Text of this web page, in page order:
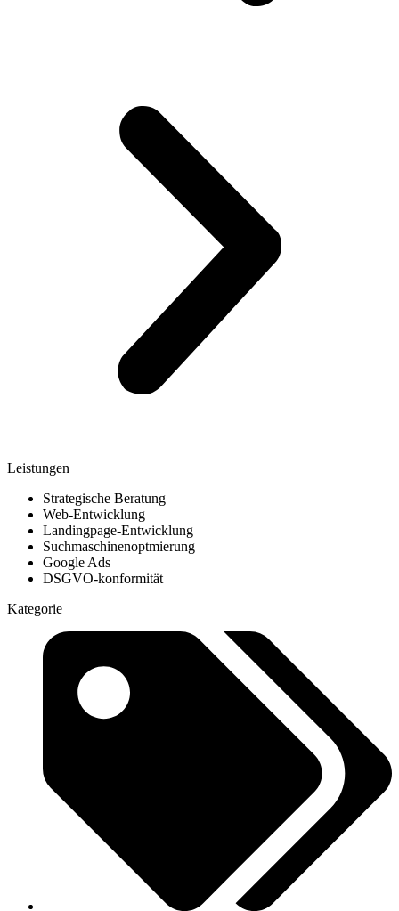
Leistungen
Strategische Beratung
Web-Entwicklung
Landingpage-Entwicklung
Suchmaschinenoptmierung
Google Ads
DSGVO-konformität
Kategorie